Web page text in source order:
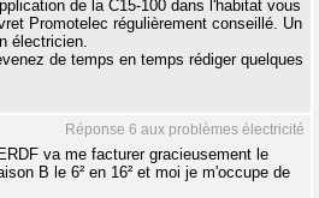
de la C15-100 dans l'habitat vous
Promotelec régulièrement conseillé. Un
électricien.
de temps en temps rédiger quelques
Réponse 6 aux problèmes électricité
va me facturer gracieusement le
B le 6² en 16² et moi je m'occupe de